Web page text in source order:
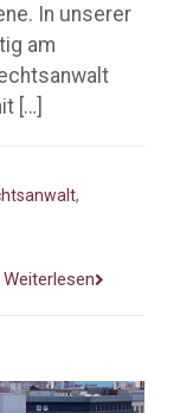
In unserer
am
[…]
,
Weiterlesen